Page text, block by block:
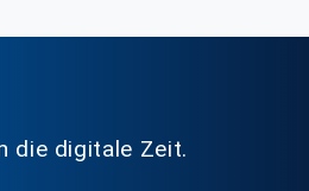
die digitale Zeit.